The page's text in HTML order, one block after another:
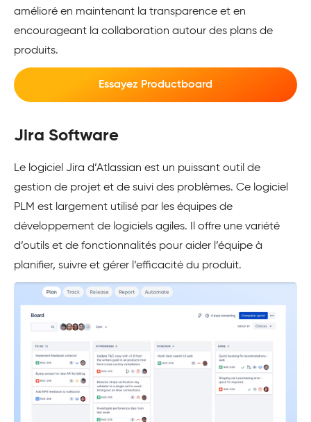
amélioré en maintenant la transparence et en
encourageant la collaboration autour des plans de
produits.
Essayez Productboard
Jira Software
Le logiciel Jira d’Atlassian est un puissant outil de
gestion de projet et de suivi des problèmes. Ce logiciel
PLM est largement utilisé par les équipes de
développement de logiciels agiles. Il offre une variété
d’outils et de fonctionnalités pour aider l’équipe à
planifier, suivre et gérer l’efficacité du produit.